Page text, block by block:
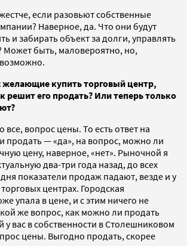
если разовьют собственные
Наверное, да. Что они будут
и забирать объект за долги, управлять
Может быть, маловероятно, но,
желающие купить торговый центр,
решит его продать? Или теперь только
вопрос цены. То есть ответ на
продать — «да», на вопрос, можно ли
цену, наверное, «нет». Рыночной я
два-три года назад, до всех
показатели продаж падают, везде и у
центрах. Городская
упала в цене, и с этим ничего не
же вопрос, как можно ли продать
у вас в собственности в Столешниковом
цены. Выгодно продать, скорее